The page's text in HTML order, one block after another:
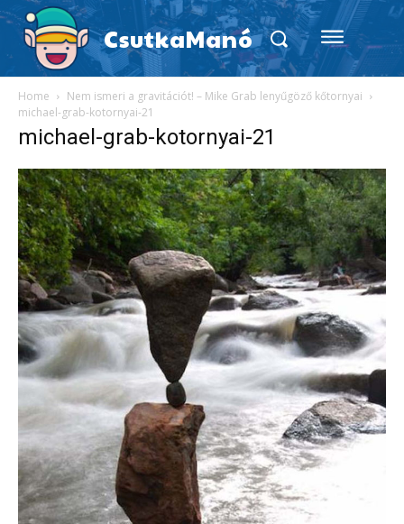
CsutkaManó
Home
Nem ismeri a gravitációt! – Mike Grab lenyűgöző kőtornyai
michael-grab-kotornyai-21
michael-grab-kotornyai-21